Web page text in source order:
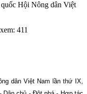
Hội Nông dân Việt
411
dân Việt Nam lần thứ IX,